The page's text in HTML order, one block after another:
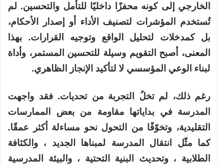
الخارجي إلى كونه محفزًا داخليًا للتأمل والتحسين. لم
تُستخدم المؤشرات لتصنيف الأداء أو إصدار الأحكام،
بل كمدخلات لتحليل الواقع وتوجيه القرارات. بهذا
المعنى، أصبح التقويم وسيلة للتحسين المستمر، وأداة
لبناء الوعي المؤسسي لا لتأكيد الإنجاز الظاهري.
رغم ذلك، لم تخلُ التجربة من تحديات. فقد واجهت
المدرسة في بداياتها مقاومة من بعض الممارسات
التقليدية، وتخوّفًا من التحول نحو مساءلة أكثر عمقًا.
كما مثّل انتقال المدرسة لمبناها الجديد ، والكثافة
الطلابية ، وتحديث البنية التحتية ، والبيئة المدرسية